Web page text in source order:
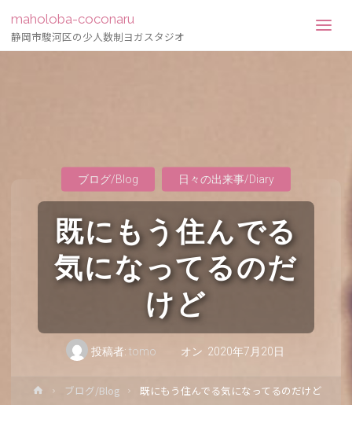
maholoba-coconaru
静岡市駿河区の少人数制ヨガスタジオ
既にもう住んでる
気になってるのだ
けど
投稿者: tomo オン 2020年7月20日
ブログ/Blog 日々の出来事/Diary
ホ
ー
ブログ/Blog 既にもう住んでる気になってるのだけど